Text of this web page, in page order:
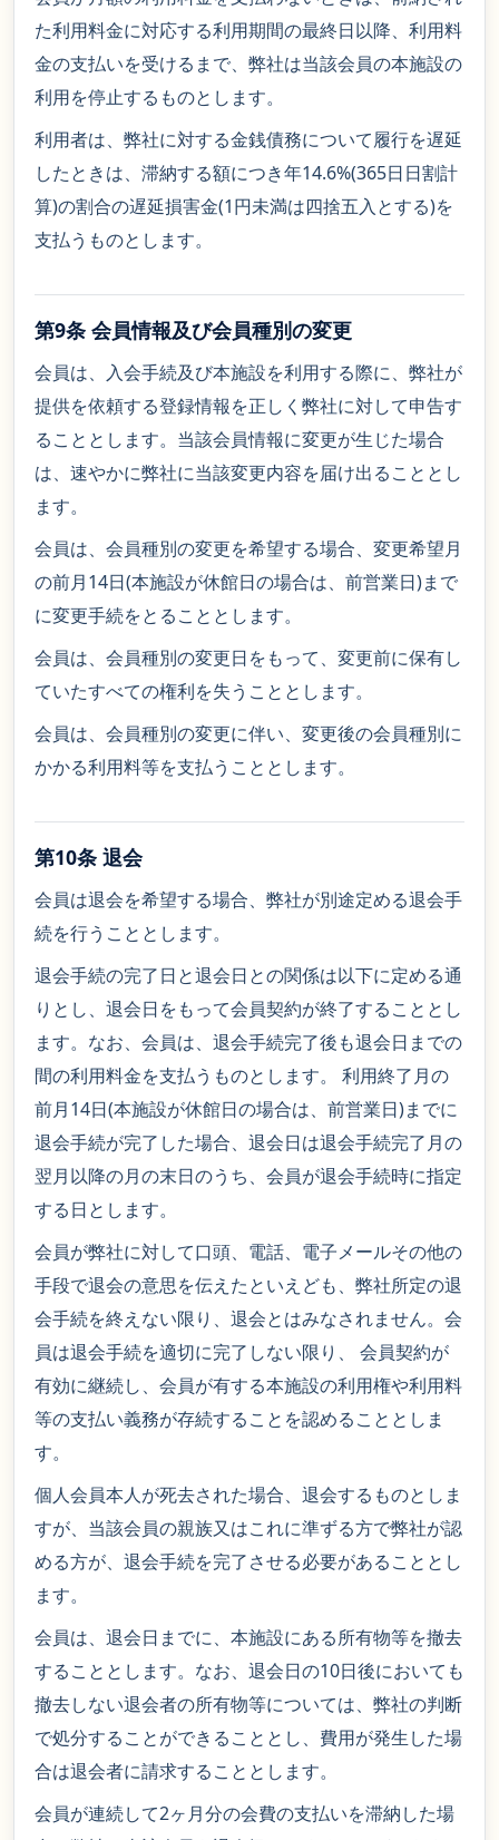
た利用料金に対応する利用期間の最終日以降、利用料
金の支払いを受けるまで、弊社は当該会員の本施設の
利用を停止するものとします。
利用者は、弊社に対する金銭債務について履行を遅延
したときは、滞納する額につき年14.6%(365日日割計
算)の割合の遅延損害金(1円未満は四捨五入とする)を
支払うものとします。
第9条 会員情報及び会員種別の変更
会員は、入会手続及び本施設を利用する際に、弊社が
提供を依頼する登録情報を正しく弊社に対して申告す
ることとします。当該会員情報に変更が生じた場合
は、速やかに弊社に当該変更内容を届け出ることとし
ます。
会員は、会員種別の変更を希望する場合、変更希望月
の前月14日(本施設が休館日の場合は、前営業日)まで
に変更手続をとることとします。
会員は、会員種別の変更日をもって、変更前に保有し
ていたすべての権利を失うこととします。
会員は、会員種別の変更に伴い、変更後の会員種別に
かかる利用料等を支払うこととします。
第10条 退会
会員は退会を希望する場合、弊社が別途定める退会手
続を行うこととします。
退会手続の完了日と退会日との関係は以下に定める通
りとし、退会日をもって会員契約が終了することとし
ます。なお、会員は、退会手続完了後も退会日までの
間の利用料金を支払うものとします。 利用終了月の
前月14日(本施設が休館日の場合は、前営業日)までに
退会手続が完了した場合、退会日は退会手続完了月の
翌月以降の月の末日のうち、会員が退会手続時に指定
する日とします。
会員が弊社に対して口頭、電話、電子メールその他の
手段で退会の意思を伝えたといえども、弊社所定の退
会手続を終えない限り、退会とはみなされません。会
員は退会手続を適切に完了しない限り、 会員契約が
有効に継続し、会員が有する本施設の利用権や利用料
等の支払い義務が存続することを認めることとしま
す。
個人会員本人が死去された場合、退会するものとしま
すが、当該会員の親族又はこれに準ずる方で弊社が認
める方が、退会手続を完了させる必要があることとし
ます。
会員は、退会日までに、本施設にある所有物等を撤去
することとします。なお、退会日の10日後においても
撤去しない退会者の所有物等については、弊社の判断
で処分することができることとし、費用が発生した場
合は退会者に請求することとします。
会員が連続して2ヶ月分の会費の支払いを滞納した場